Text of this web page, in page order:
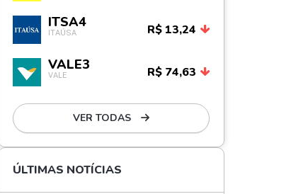
ITSA4
ITAÚSA R$ 13,24
VALE3
VALE R$ 74,63
VER TODAS
ÚLTIMAS NOTÍCIAS